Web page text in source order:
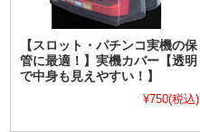
【スロット・パチンコ実機の保
管に最適！】実機カバー【透明
で中身も見えやすい！】
¥750(税込)